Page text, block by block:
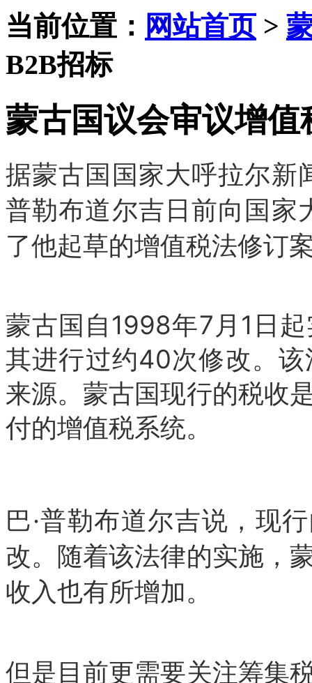
当前位置： 网站首页>
B2B招标
蒙古国议会审议增
据蒙古国国家大呼拉尔新
普勒布道尔吉日前向国家
了他起草的增值税法修订
蒙古国自1998年7月1日
其进行过约40次修改。该
来源。蒙古国现行的税收
付的增值税系统。
巴·普勒布道尔吉说，现
改。 随着该法律的实施，
收入也有所增加。
但是目前更需要关注筹集